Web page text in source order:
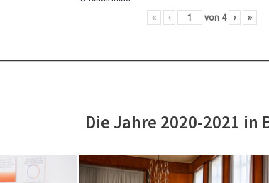
« ‹ von 4 › »
Die Jahre 2020-2021 in